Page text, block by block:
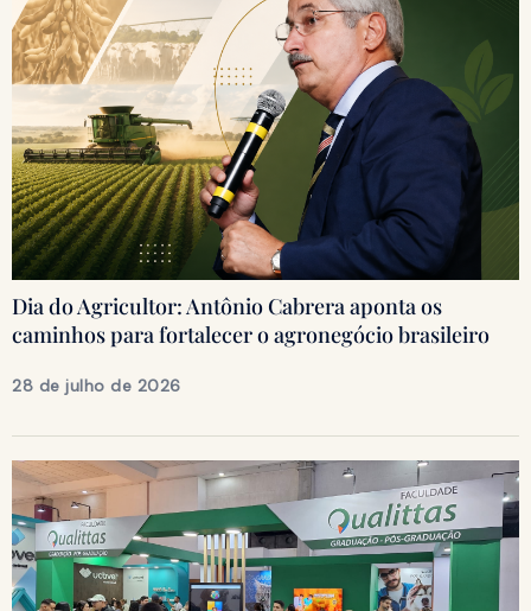
Dia do Agricultor: Antônio Cabrera aponta os
caminhos para fortalecer o agronegócio brasileiro
28 de julho de 2026